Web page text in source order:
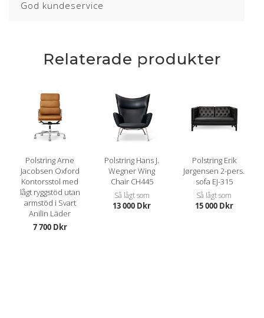
God kundeservice
Relaterade produkter
Polstring Arne
Jacobsen Oxford
Kontorsstol med
lågt ryggstöd utan
armstöd i Svart
Anilin Läder
7 700 Dkr
Polstring Hans J.
Wegner Wing
Chair CH445
Så lågt som
13 000 Dkr
Polstring Erik
Jørgensen 2-pers.
sofa EJ-315
Så lågt som
15 000 Dkr